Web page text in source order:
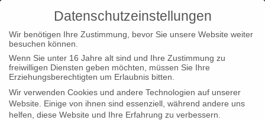
Home Type|News
“The Wagner Files” hits Canadian
cinemas
Datenschutzeinstellungen
Wir benötigen Ihre Zustimmung, bevor Sie unsere Website weiter
besuchen können.
Wenn Sie unter 16 Jahre alt sind und Ihre Zustimmung zu
freiwilligen Diensten geben möchten, müssen Sie Ihre
Erziehungsberechtigten um Erlaubnis bitten.
Wir verwenden Cookies und andere Technologien auf unserer
Website. Einige von ihnen sind essenziell, während andere uns
helfen, diese Website und Ihre Erfahrung zu verbessern.